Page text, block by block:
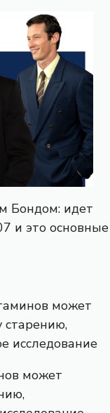
Бондом: идет
и это основные
может